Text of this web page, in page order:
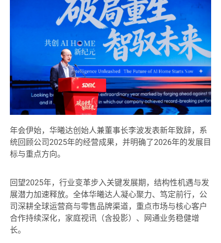
年会伊始，华曦达创始人兼董事长李波发表新年致辞，系
统回顾公司2025年的经营成果，并明确了2026年的发展目
标与重点方向。
回望2025年，行业变革步入关键发展期，结构性机遇与发
展潜力加速释放。全体华曦达人凝心聚力、笃定前行，公
司深耕全球运营商与零售品牌渠道，重点市场与核心客户
合作持续深化，家庭视讯（含投影）、网通业务稳健增
长。